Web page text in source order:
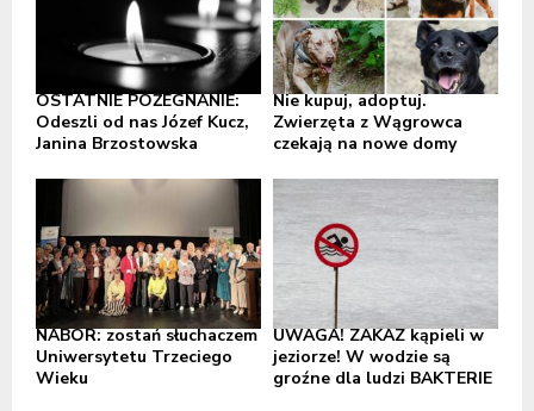
OSTATNIE POŻEGNANIE:
Odeszli od nas Józef Kucz,
Janina Brzostowska
Nie kupuj, adoptuj.
Zwierzęta z Wągrowca
czekają na nowe domy
NABÓR: zostań słuchaczem
Uniwersytetu Trzeciego
Wieku
UWAGA! ZAKAZ kąpieli w
jeziorze! W wodzie są
groźne dla ludzi BAKTERIE